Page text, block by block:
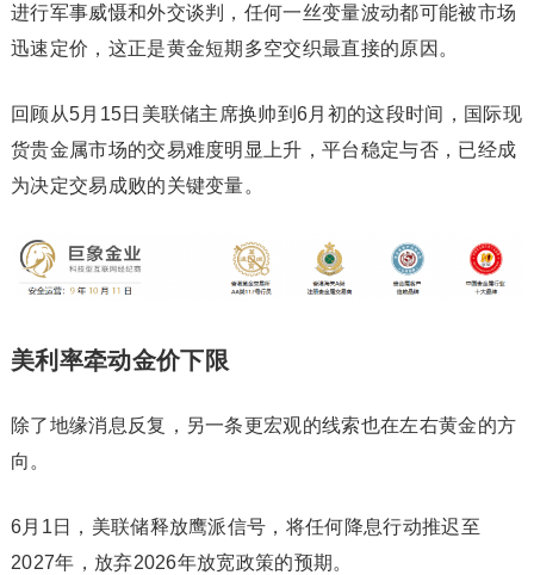
进行军事威慑和外交谈判，任何一丝变量波动都可能被市场
迅速定价，这正是黄金短期多空交织最直接的原因。
回顾从5月15日美联储主席换帅到6月初的这段时间，国际现
货贵金属市场的交易难度明显上升，平台稳定与否，已经成
为决定交易成败的关键变量。
美利率牵动金价下限
除了地缘消息反复，另一条更宏观的线索也在左右黄金的方
向。
6月1日，美联储释放鹰派信号，将任何降息行动推迟至
2027年，放弃2026年放宽政策的预期。